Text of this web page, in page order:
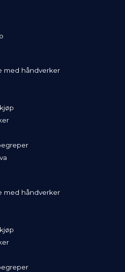
med håndverker
med håndverker